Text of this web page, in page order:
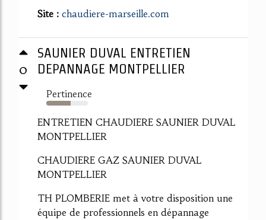
Site : chaudiere-marseille.com
0
SAUNIER DUVAL ENTRETIEN
DEPANNAGE MONTPELLIER
Pertinence
59%
ENTRETIEN CHAUDIERE SAUNIER DUVAL
MONTPELLIER
CHAUDIERE GAZ SAUNIER DUVAL
MONTPELLIER
TH PLOMBERIE met à votre disposition une
équipe de professionnels en dépannage